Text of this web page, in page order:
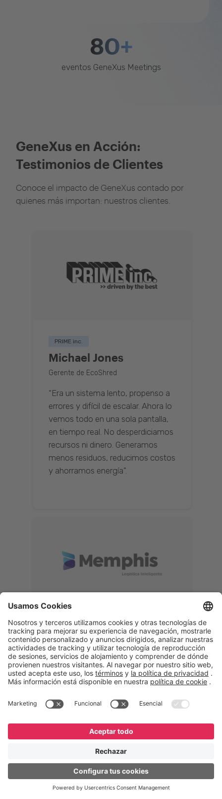
80+
eventos GeneXus Meetings
GeneXus en Acción:
Testimonios de Clientes
Conoce el impacto de GeneXus contado por
quienes más importan: nuestros clientes.
PRIME inc.
Michael Jones
Gerente de EcoShred
“Era un sistema lento, propenso a
errores y difícil de escalar. Ahora lo
vemos todo en una sola pantalla,
en tiempo real. No desperdiciamos
recursos ni dinero. Generamos
menos residuos, reducimos costos
y ahorramos energía".
Memphis
Eduardo Ribeiro
CEO
“Con GeneXus desarrollamos una
acompañar todas las etapas de la
verificar, analizar, reacondicionar y
garantizando calidad y reduciendo
costos”.